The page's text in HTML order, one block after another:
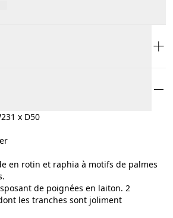
x D50
en rotin et raphia à motifs de palmes
de poignées en laiton. 2
les tranches sont joliment